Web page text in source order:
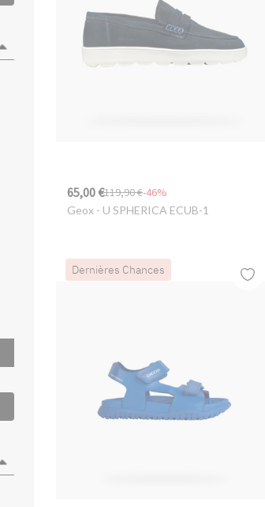
65,00 €119,90 €-46%
Geox - U SPHERICA ECUB-1
Dernières Chances